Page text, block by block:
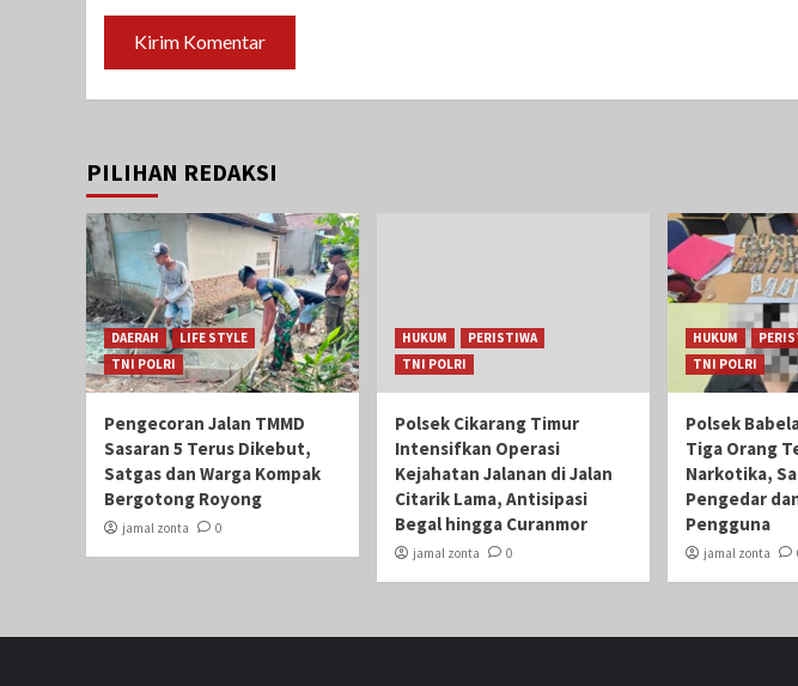
PILIHAN REDAKSI
DAERAH
LIFE STYLE
TNI POLRI
Pengecoran Jalan TMMD
Sasaran 5 Terus Dikebut,
Satgas dan Warga Kompak
Bergotong Royong
jamal zonta 0
HUKUM
PERISTIWA
TNI POLRI
Polsek Cikarang Timur
Intensifkan Operasi
Kejahatan Jalanan di Jalan
Citarik Lama, Antisipasi
Begal hingga Curanmor
jamal zonta 0
HUKUM
TNI POLRI
Polsek
Tiga Orang
Narkotika,
Pengedar
Pengguna
jamal zonta